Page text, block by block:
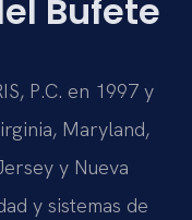
Bufete
P.C. en 1997 y
Maryland,
y Nueva
y sistemas de